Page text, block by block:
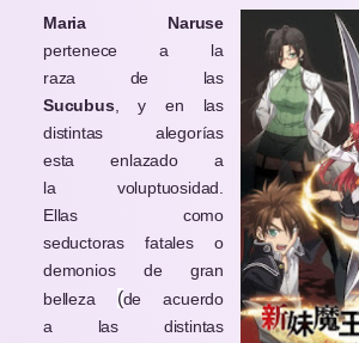
Maria Naruse
pertenece a la
raza de las
Sucubus, y en las
distintas alegorías
esta enlazado a
la voluptuosidad.
Ellas como
seductoras fatales o
demonios de gran
belleza (de acuerdo
a las distintas